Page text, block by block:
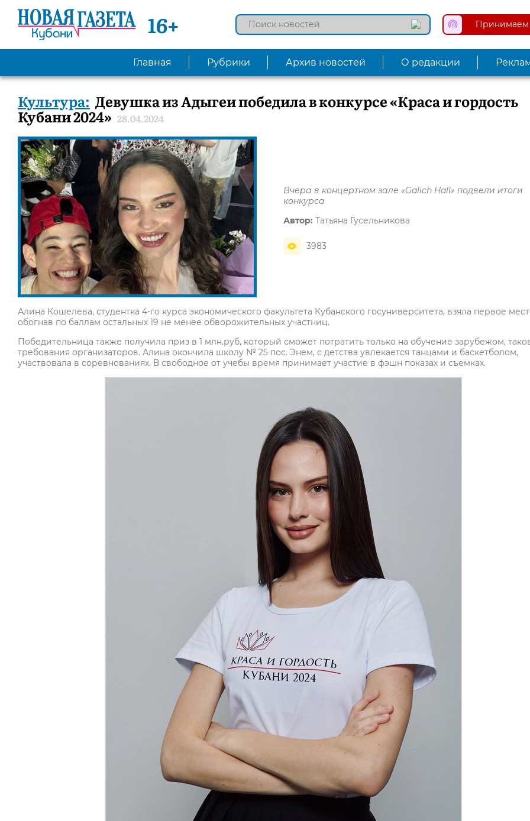
16+ Принимаем
Главная Рубрики Архив новостей О редакции
Культура: Девушка из Адыгеи победила в конкурсе «Краса и гордость
Кубани 2024» 28.04.2024
Вчера в концертном зале «Galich Hall» подвели итоги
конкурса
Автор: Татьяна Гусельникова
3983
Алина Кошелева, студентка 4-го курса экономического факультета Кубанского госуниверситета, взяла первое
обогнав по баллам остальных 19 не менее обворожительных участниц.
Победительница также получила приз в 1 млн.руб, который сможет потратить только на обучение зарубежом,
требования организаторов. Алина окончила школу № 25 пос. Энем, с детства увлекается танцами и баскетболом,
участвовала в соревнованиях. В свободное от учебы время принимает участие в фэшн показах и съемках.